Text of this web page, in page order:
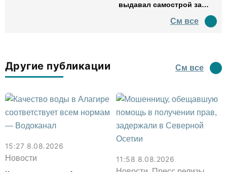
выдавал самострой за
водил туда туристов
См все
Другие публикации См все
15:27 8.08.2026
Новости
11:58 8.08.2026